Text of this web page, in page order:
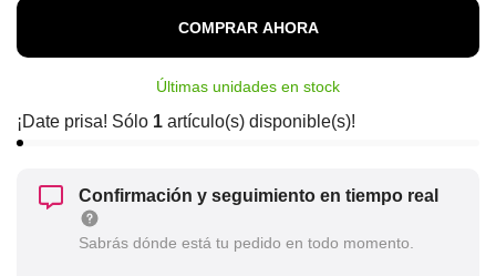
COMPRAR AHORA
Últimas unidades en stock
¡Date prisa! Sólo 1 artículo(s) disponible(s)!
Confirmación y seguimiento en tiempo real
Sabrás dónde está tu pedido en todo momento.